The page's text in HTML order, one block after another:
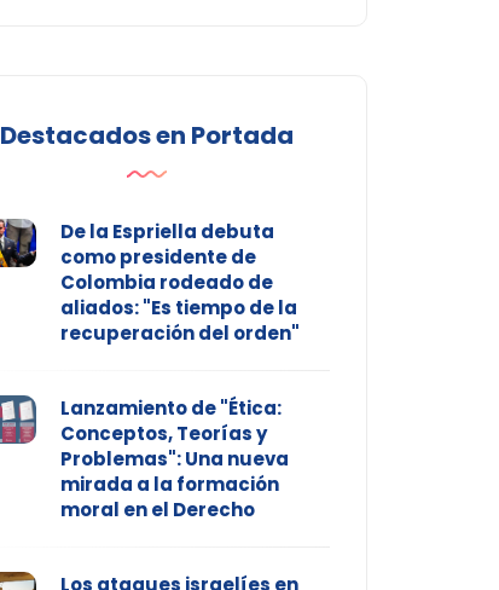
Destacados en Portada
De la Espriella debuta
como presidente de
Colombia rodeado de
aliados: "Es tiempo de la
recuperación del orden"
Lanzamiento de "Ética:
Conceptos, Teorías y
Problemas": Una nueva
mirada a la formación
moral en el Derecho